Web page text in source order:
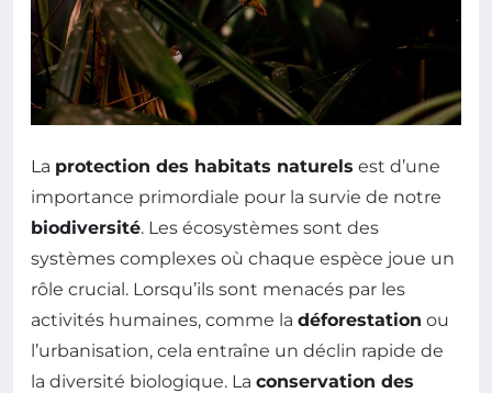
La protection des habitats naturels est d’une
importance primordiale pour la survie de notre
biodiversité. Les écosystèmes sont des
systèmes complexes où chaque espèce joue un
rôle crucial. Lorsqu’ils sont menacés par les
activités humaines, comme la déforestation ou
l’urbanisation, cela entraîne un déclin rapide de
la diversité biologique. La conservation des